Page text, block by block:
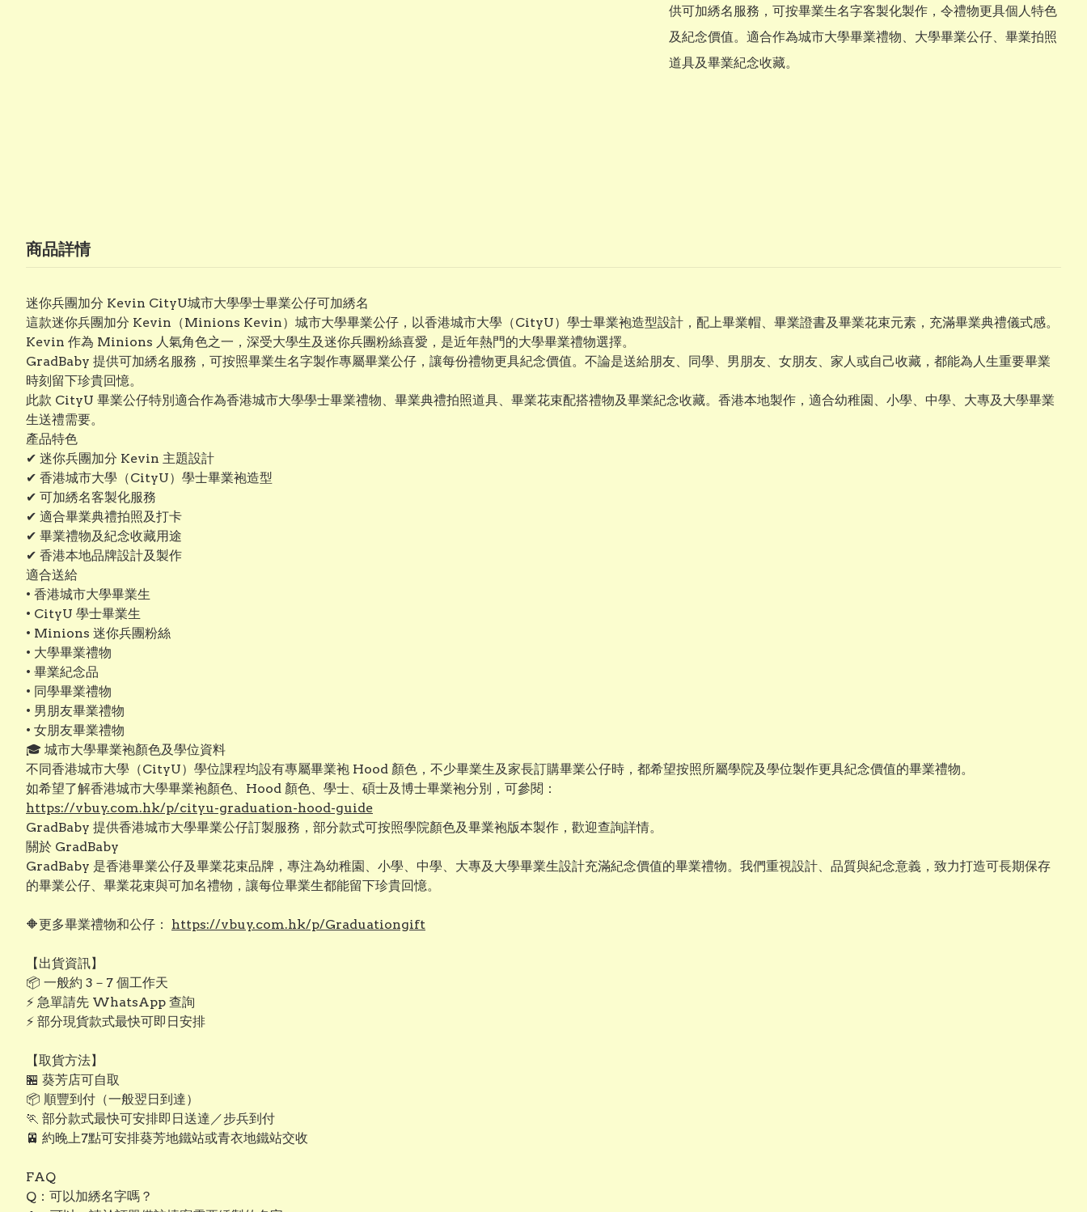
供可加綉名服務，可按畢業生名字客製化製作，令禮物更具個人特色
及紀念價值。適合作為城市大學畢業禮物、大學畢業公仔、畢業拍照
道具及畢業紀念收藏。
商品詳情
迷你兵團加分 Kevin CityU城市大學學士畢業公仔可加綉名
這款迷你兵團加分 Kevin（Minions Kevin）城市大學畢業公仔，以香港城市大學（CityU）學士畢業袍造型設計，配上畢業帽、畢業證書及畢業花束元素，充滿畢業典禮儀式感。
Kevin 作為 Minions 人氣角色之一，深受大學生及迷你兵團粉絲喜愛，是近年熱門的大學畢業禮物選擇。
GradBaby 提供可加綉名服務，可按照畢業生名字製作專屬畢業公仔，讓每份禮物更具紀念價值。不論是送給朋友、同學、男朋友、女朋友、家人或自己收藏，都能為人生重要畢業
時刻留下珍貴回憶。
此款 CityU 畢業公仔特別適合作為香港城市大學學士畢業禮物、畢業典禮拍照道具、畢業花束配搭禮物及畢業紀念收藏。香港本地製作，適合幼稚園、小學、中學、大專及大學畢業
生送禮需要。
產品特色
✔ 迷你兵團加分 Kevin 主題設計
✔ 香港城市大學（CityU）學士畢業袍造型
✔ 可加綉名客製化服務
✔ 適合畢業典禮拍照及打卡
✔ 畢業禮物及紀念收藏用途
✔ 香港本地品牌設計及製作
適合送給
• 香港城市大學畢業生
• CityU 學士畢業生
• Minions 迷你兵團粉絲
• 大學畢業禮物
• 畢業紀念品
• 同學畢業禮物
• 男朋友畢業禮物
• 女朋友畢業禮物
🎓 城市大學畢業袍顏色及學位資料
不同香港城市大學（CityU）學位課程均設有專屬畢業袍 Hood 顏色，不少畢業生及家長訂購畢業公仔時，都希望按照所屬學院及學位製作更具紀念價值的畢業禮物。
如希望了解香港城市大學畢業袍顏色、Hood 顏色、學士、碩士及博士畢業袍分別，可參閱：
https://vbuy.com.hk/p/cityu-graduation-hood-guide
GradBaby 提供香港城市大學畢業公仔訂製服務，部分款式可按照學院顏色及畢業袍版本製作，歡迎查詢詳情。
關於 GradBaby
GradBaby 是香港畢業公仔及畢業花束品牌，專注為幼稚園、小學、中學、大專及大學畢業生設計充滿紀念價值的畢業禮物。我們重視設計、品質與紀念意義，致力打造可長期保存
的畢業公仔、畢業花束與可加名禮物，讓每位畢業生都能留下珍貴回憶。
🔶更多畢業禮物和公仔： https://vbuy.com.hk/p/Graduationgift
【出貨資訊】
📦 一般約 3－7 個工作天
⚡ 急單請先 WhatsApp 查詢
⚡ 部分現貨款式最快可即日安排
【取貨方法】
🏪 葵芳店可自取
📦 順豐到付（一般翌日到達）
🏃 部分款式最快可安排即日送達／步兵到付
🚈 約晚上7點可安排葵芳地鐵站或青衣地鐵站交收
FAQ
Q：可以加綉名字嗎？